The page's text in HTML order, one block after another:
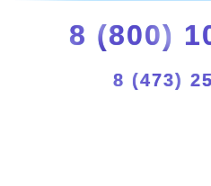
8 (800)
8 (473)